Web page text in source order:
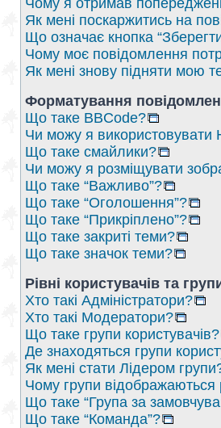
Чому я отримав
Як мені поскаржитись на
Що означає кнопка
Чому моє повідомлення
Як мені знову підняти мою
Форматування
Що таке BBCode?
Чи можу я використовувати
Що таке смайлики?
Чи можу я розміщувати
Що таке “Важливо”?
Що таке “Оголошення”?
Що таке “Прикріплено”?
Що таке закриті теми?
Що таке значок теми?
Рівні користувачів та
Хто такі Адміністратори?
Хто такі Модератори?
Що таке групи користувачів?
Де знаходяться групи
Як мені стати Лідером
Чому групи відображаються
Що таке “Група за
Що таке “Команда”?